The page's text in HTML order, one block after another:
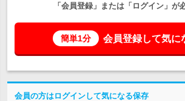
「会員登録」または「ログイン」が
簡単1分 会員登録して気に
会員の方はログインして気になる保存